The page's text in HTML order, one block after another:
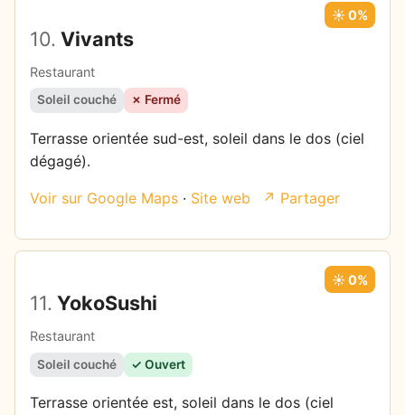
10. Vivants
Restaurant
☀️ 0%
Soleil couché ✗ Fermé
Terrasse orientée sud-est, soleil dans le dos (ciel
dégagé).
Voir sur Google Maps · Site web ↗ Partager
11. YokoSushi
Restaurant
☀️ 0%
Soleil couché ✓ Ouvert
Terrasse orientée est, soleil dans le dos (ciel